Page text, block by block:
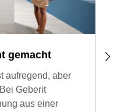
gemacht
aufregend, aber
Geberit
aus einer